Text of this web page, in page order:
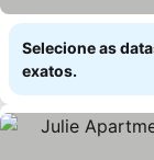
Selecione as
exatos.